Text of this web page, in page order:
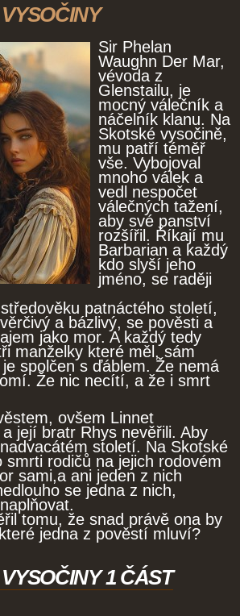
Sir Phelan
Waughn Der Mar,
vévoda z
Glenstailu, je
mocný válečník a
náčelník klanu. Na
Skotské vysočině,
mu patří téměř
vše. Vybojoval
mnoho válek a
vedl nespočet
válečných tažení,
aby své panství
rozšířil. Říkají mu
Barbarian a každý
kdo slyší jeho
jméno, se raději
patnáctého století,
a bázlivý, se pověsti a
jako mor. A každý tedy
manželky které měl, sám
spolčen s ďáblem. Že nemá
Že nic necítí, a že i smrt
ovšem Linnet
její bratr Rhys nevěřili. Aby
století. Na Skotské
smrti rodičů na jejich rodovém
sami,a ani jeden z nich
se jedna z nich,
tomu, že snad právě ona by
jedna z pověstí mluví?
1 ČÁST